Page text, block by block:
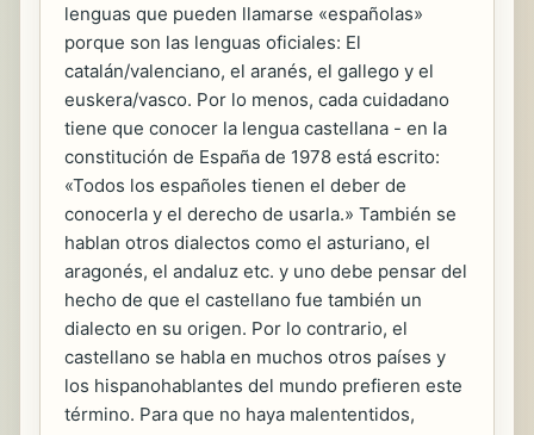
lenguas que pueden llamarse «españolas»
porque son las lenguas oficiales: El
catalán/valenciano, el aranés, el gallego y el
euskera/vasco. Por lo menos, cada cuidadano
tiene que conocer la lengua castellana - en la
constitución de España de 1978 está escrito:
«Todos los españoles tienen el deber de
conocerla y el derecho de usarla.» También se
hablan otros dialectos como el asturiano, el
aragonés, el andaluz etc. y uno debe pensar del
hecho de que el castellano fue también un
dialecto en su origen. Por lo contrario, el
castellano se habla en muchos otros países y
los hispanohablantes del mundo prefieren este
término. Para que no haya malententidos,